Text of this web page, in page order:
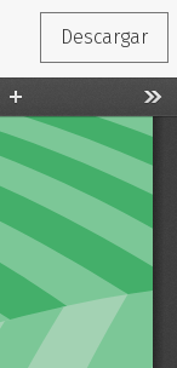
Descargar